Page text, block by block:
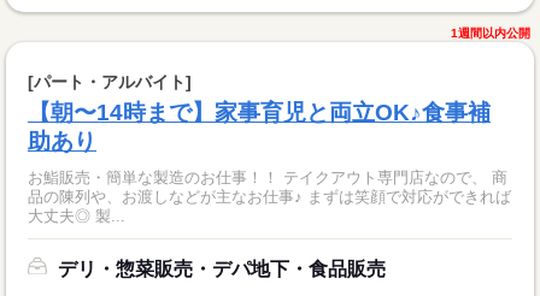
1週間以内公開
[パート・アルバイト]
【朝〜14時まで】家事育児と両立OK♪食事補
助あり
お鮨販売・簡単な製造のお仕事！！ テイクアウト専門店なので、 商
品の陳列や、お渡しなどが主なお仕事♪ まずは笑顔で対応ができれば
大丈夫◎ 製...
デリ・惣菜販売・デパ地下・食品販売